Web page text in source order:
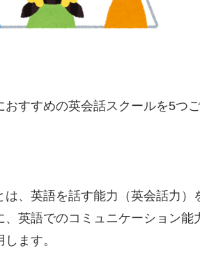
おすすめの英会話スクールを5つご
は、英語を話す能力（英会話力
、英語でのコミュニケーション
ます。